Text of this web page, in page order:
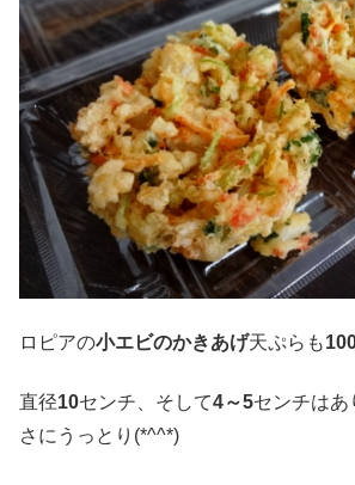
ロピアの小エビのかきあげ天ぷらも
直径10センチ、そして4～5センチは
さにうっとり(*^^*)